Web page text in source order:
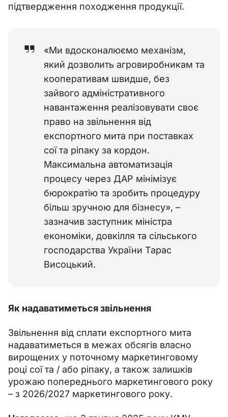
підтвердження походження продукції.
«Ми вдосконалюємо механізм,
який дозволить агровиробникам та
кооперативам швидше, без
зайвого адміністративного
навантаження реалізовувати своє
право на звільнення від
експортного мита при поставках
сої та ріпаку за кордон.
Максимальна автоматизація
процесу через ДАР мінімізує
бюрократію та зробить процедуру
більш зручною для бізнесу», –
зазначив заступник міністра
економіки, довкілля та сільського
господарства України Тарас
Висоцький.
Як надаватиметься звільнення
Звільнення від сплати експортного мита
надаватиметься в межах обсягів власно
вирощених у поточному маркетинговому
році сої та / або ріпаку, а також залишків
урожаю попереднього маркетингового року
– з 2026/2027 маркетингового року.